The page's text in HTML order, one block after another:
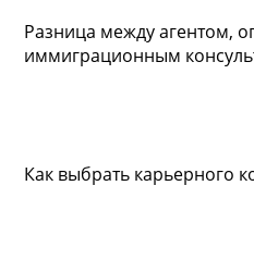
Разница между агентом,
иммиграционным
Как выбрать карьерного